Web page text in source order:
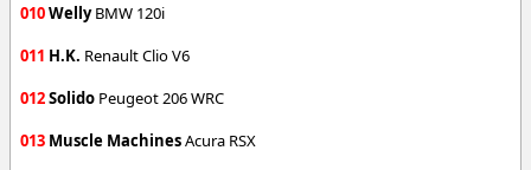
010WellyBMW 120i
011 H.K. Renault Clio V6
012Solido Peugeot 206 WRC
013 Muscle MachinesAcura RSX